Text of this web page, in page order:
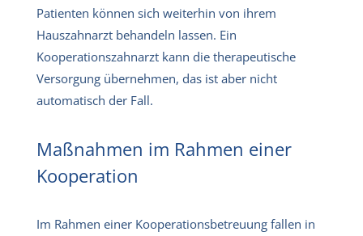
Patienten können sich weiterhin von ihrem
Hauszahnarzt behandeln lassen. Ein
Kooperationszahnarzt kann die therapeutische
Versorgung übernehmen, das ist aber nicht
automatisch der Fall.
Maßnahmen im Rahmen einer
Kooperation
Im Rahmen einer Kooperationsbetreuung fallen in